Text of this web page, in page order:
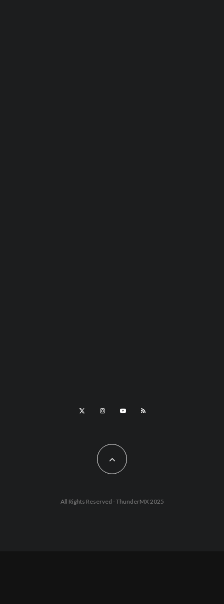
All Rights Reserved - ThunderMX 2025